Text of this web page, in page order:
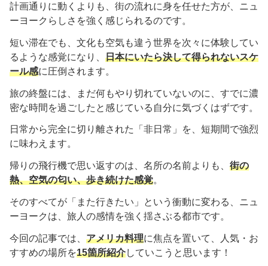
計画通りに動くよりも、街の流れに身を任せた方が、ニュ
ーヨークらしさを強く感じられるのです。
短い滞在でも、文化も空気も違う世界を次々に体験してい
るような感覚になり、 日本にいたら決して得られないスケ
ール感に圧倒されます。
旅の終盤には、まだ何もやり切れていないのに、すでに濃
密な時間を過ごしたと感じている自分に気づくはずです。
日常から完全に切り離された「非日常」を、短期間で強烈
に味わえます。
帰りの飛行機で思い返すのは、名所の名前よりも、 街の
熱、空気の匂い、歩き続けた感覚。
そのすべてが「また行きたい」という衝動に変わる、ニュ
ーヨークは、旅人の感情を強く揺さぶる都市です。
今回の記事では、 アメリカ料理に焦点を置いて、人気・お
すすめの場所を15箇所紹介していこうと思います！